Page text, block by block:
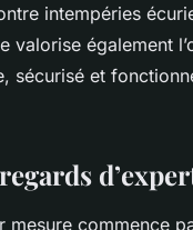
intempéries
valorise également
sécurisé et
mesure commence